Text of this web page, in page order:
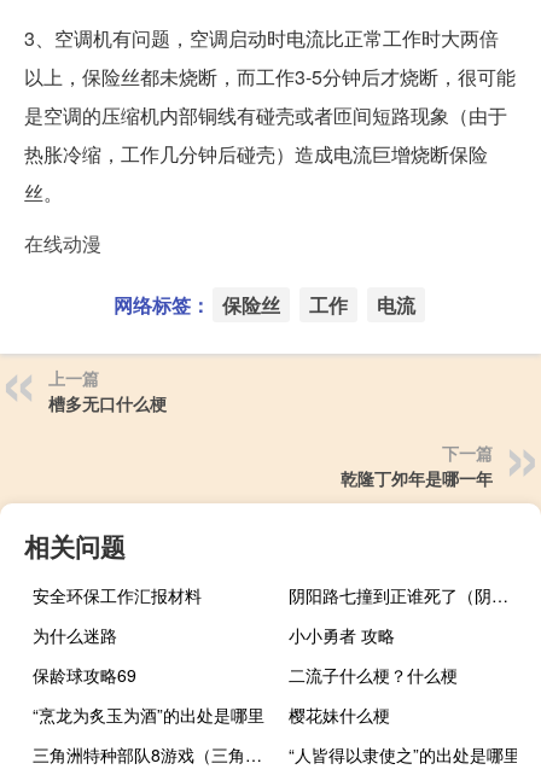
3、空调机有问题，空调启动时电流比正常工作时大两倍
以上，保险丝都未烧断，而工作3-5分钟后才烧断，很可能
是空调的压缩机内部铜线有碰壳或者匝间短路现象（由于
热胀冷缩，工作几分钟后碰壳）造成电流巨增烧断保险
丝。
在线动漫
网络标签： 保险丝 工作 电流
上一篇
槽多无口什么梗
下一篇
乾隆丁夘年是哪一年
相关问题
安全环保工作汇报材料
阴阳路七撞到正谁死了（阴阳路七撞到正）
为什么迷路
小小勇者 攻略
保龄球攻略69
二流子什么梗？什么梗
“烹龙为炙玉为酒”的出处是哪里
樱花妹什么梗
三角洲特种部队8游戏（三角洲特种部队8）
“人皆得以隶使之”的出处是哪里